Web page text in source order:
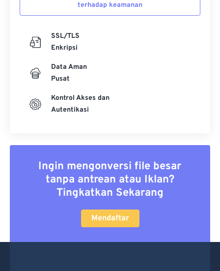
terhadap keamanan
SSL/TLS
Enkripsi
Data Aman
Pusat
Kontrol Akses dan
Autentikasi
Ingin mengonversi file besar
tanpa antrean atau Iklan?
Tingkatkan Sekarang
Mendaftar